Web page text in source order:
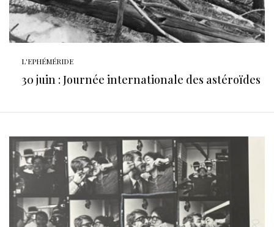
L'EPHÉMÉRIDE
30 juin : Journée internationale des astéroïdes